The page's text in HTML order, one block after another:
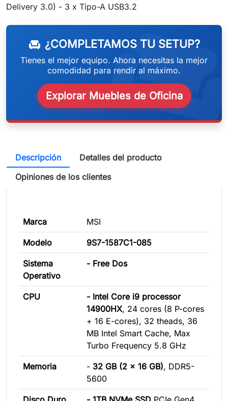
Delivery 3.0) - 3 x Tipo-A USB3.2
chair ¿COMPLETAMOS TU SETUP?
Tienes el mejor equipo. Ahora necesitas la mejor
comodidad para rendir al máximo.
Explorar Muebles de Oficina
Descripción
Detalles del producto
Opiniones de los clientes
Marca MSI
Modelo 9S7-1587C1-085
Sistema
Operativo
- Free Dos
CPU
- Intel Core i9 processor
14900HX, 24 cores (8 P-cores
+ 16 E-cores), 32 theads, 36
MB Intel Smart Cache, Max
Turbo Frequency 5.8 GHz
Memoria - 32 GB (2 x 16 GB), DDR5-
5600